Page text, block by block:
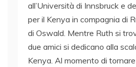
all’Università di Innsbruck e
per il Kenya in compagnia di
di Oswald. Mentre Ruth si
due amici si dedicano alla
Kenya. Al momento di